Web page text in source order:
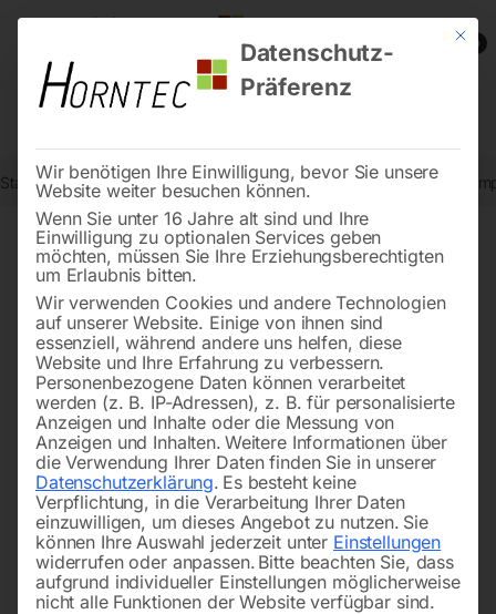
0
Start Drucklufttechnologie Spritzpistolen Düsensatz 2,2 mm
Mit
Datenschutz-
Präferenz
Wir benötigen Ihre Einwilligung, bevor Sie unsere
Website weiter besuchen können.
Wenn Sie unter 16 Jahre alt sind und Ihre
Einwilligung zu optionalen Services geben
möchten, müssen Sie Ihre Erziehungsberechtigten
um Erlaubnis bitten.
Wir verwenden Cookies und andere Technologien
auf unserer Website. Einige von ihnen sind
essenziell, während andere uns helfen, diese
Website und Ihre Erfahrung zu verbessern.
Personenbezogene Daten können verarbeitet
werden (z. B. IP-Adressen), z. B. für personalisierte
Anzeigen und Inhalte oder die Messung von
Anzeigen und Inhalten. Weitere Informationen über
die Verwendung Ihrer Daten finden Sie in unserer
Datenschutzerklärung. Es besteht keine
Verpflichtung, in die Verarbeitung Ihrer Daten
einzuwilligen, um dieses Angebot zu nutzen. Sie
können Ihre Auswahl jederzeit unter Einstellungen
widerrufen oder anpassen. Bitte beachten Sie, dass
aufgrund individueller Einstellungen möglicherweise
nicht alle Funktionen der Website verfügbar sind.